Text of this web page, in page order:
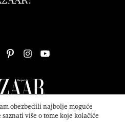
obezbedili najbolje moguće
više o tome koje kolačiće